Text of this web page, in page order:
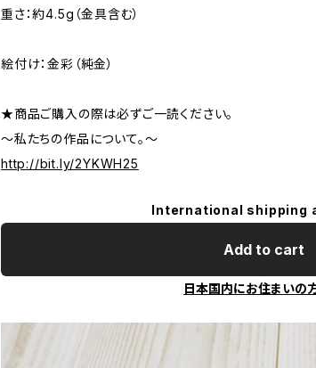
重さ：約4.5g（金具含む）
絵付け：金彩（純金）
★商品ご購入の際は必ずご一読ください。
～私たちの作品について。～
http://bit.ly/2YKWH25
International shipping
Add to cart
日本国内にお住まいの